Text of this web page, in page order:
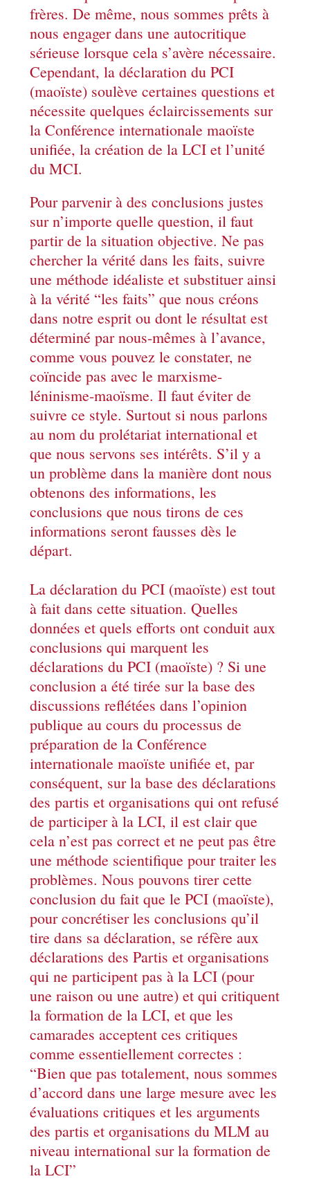
frères. De même, nous sommes prêts à
nous engager dans une autocritique
sérieuse lorsque cela s’avère nécessaire.
Cependant, la déclaration du PCI
(maoïste) soulève certaines questions et
nécessite quelques éclaircissements sur
la Conférence internationale maoïste
unifiée, la création de la LCI et l’unité
du MCI.
Pour parvenir à des conclusions justes
sur n’importe quelle question, il faut
partir de la situation objective. Ne pas
chercher la vérité dans les faits, suivre
une méthode idéaliste et substituer ainsi
à la vérité “les faits” que nous créons
dans notre esprit ou dont le résultat est
déterminé par nous-mêmes à l’avance,
comme vous pouvez le constater, ne
coïncide pas avec le marxisme-
léninisme-maoïsme. Il faut éviter de
suivre ce style. Surtout si nous parlons
au nom du prolétariat international et
que nous servons ses intérêts. S’il y a
un problème dans la manière dont nous
obtenons des informations, les
conclusions que nous tirons de ces
informations seront fausses dès le
départ.
La déclaration du PCI (maoïste) est tout
à fait dans cette situation. Quelles
données et quels efforts ont conduit aux
conclusions qui marquent les
déclarations du PCI (maoïste) ? Si une
conclusion a été tirée sur la base des
discussions reflétées dans l’opinion
publique au cours du processus de
préparation de la Conférence
internationale maoïste unifiée et, par
conséquent, sur la base des déclarations
des partis et organisations qui ont refusé
de participer à la LCI, il est clair que
cela n’est pas correct et ne peut pas être
une méthode scientifique pour traiter les
problèmes. Nous pouvons tirer cette
conclusion du fait que le PCI (maoïste),
pour concrétiser les conclusions qu’il
tire dans sa déclaration, se réfère aux
déclarations des Partis et organisations
qui ne participent pas à la LCI (pour
une raison ou une autre) et qui critiquent
la formation de la LCI, et que les
camarades acceptent ces critiques
comme essentiellement correctes :
“Bien que pas totalement, nous sommes
d’accord dans une large mesure avec les
évaluations critiques et les arguments
des partis et organisations du MLM au
niveau international sur la formation de
la LCI”